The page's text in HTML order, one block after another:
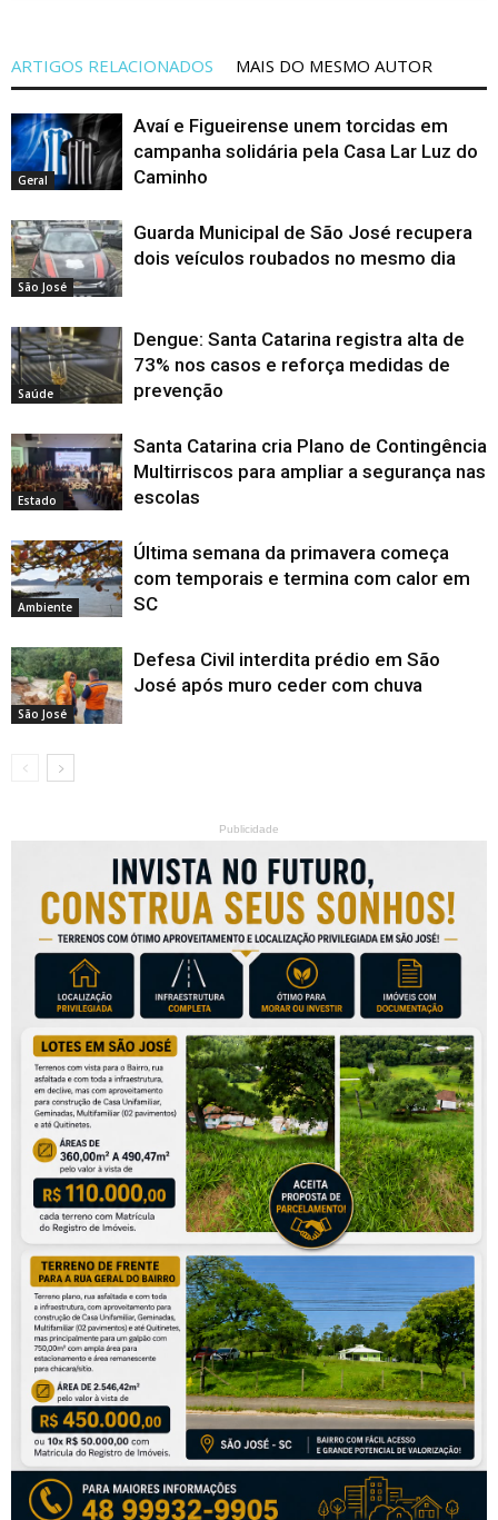
ARTIGOS RELACIONADOS MAIS DO MESMO AUTOR
Geral
Avaí e Figueirense unem torcidas em
campanha solidária pela Casa Lar Luz do
Caminho
São José
Guarda Municipal de São José recupera
dois veículos roubados no mesmo dia
Saúde
Dengue: Santa Catarina registra alta de
73% nos casos e reforça medidas de
prevenção
Estado
Santa Catarina cria Plano de Contingência
Multirriscos para ampliar a segurança nas
escolas
Ambiente
Última semana da primavera começa
com temporais e termina com calor em
SC
São José
Defesa Civil interdita prédio em São
José após muro ceder com chuva
Publicidade